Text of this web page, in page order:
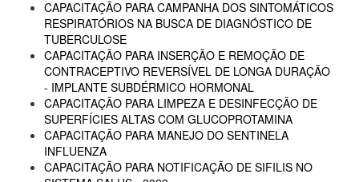
CAPACITAÇÃO PARA CAMPANHA DOS SINTOMÁTICOS
RESPIRATÓRIOS NA BUSCA DE DIAGNÓSTICO DE
TUBERCULOSE
CAPACITAÇÃO PARA INSERÇÃO E REMOÇÃO DE
CONTRACEPTIVO REVERSÍVEL DE LONGA DURAÇÃO
- IMPLANTE SUBDÉRMICO HORMONAL
CAPACITAÇÃO PARA LIMPEZA E DESINFECÇÃO DE
SUPERFÍCIES ALTAS COM GLUCOPROTAMINA
CAPACITAÇÃO PARA MANEJO DO SENTINELA
INFLUENZA
CAPACITAÇÃO PARA NOTIFICAÇÃO DE SIFILIS NO